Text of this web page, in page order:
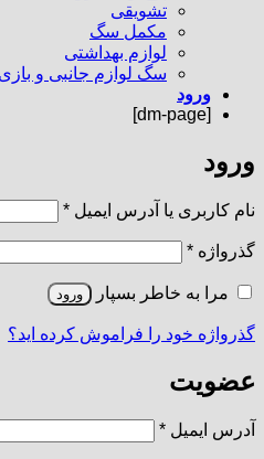
تشویقی
مکمل سگ
لوازم بهداشتی
سگ لوازم جانبی و بازی
ورود
[dm-page]
ورود
نام کاربری یا آدرس ایمیل *الزامی
گذرواژه *الزامی
مرا به خاطر بسپار ورود
گذرواژه خود را فراموش کرده اید؟
عضویت
آدرس ایمیل *الزامی